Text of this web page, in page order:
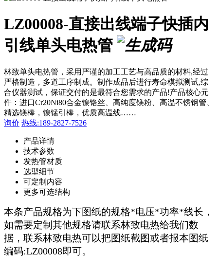
LZ00008-直接出线端子快插内
引线单头电热管
林致单头电热管，采用严谨的加工工艺与高品质的材料,经过
严格制造，多道工序制成。制作成品后进行寿命模拟测试,综
合仪器测试，保证交付的是最符合您需求的产品!产品核心元
件：进口Cr20Ni80合金镍铬丝、高纯度镁粉、高温不锈钢管、
精选镁棒，镍锰引棒，优质高温线……
询价 热线:189-2827-7526
产品详情
技术参数
发热管材质
选型细节
可定制内容
更多可选结构
本条产品规格为下图纸的规格*电压*功率*线长，
如需要定制其他规格请联系林致电热给我们数
据，联系林致电热可以把图纸截图或者报本图纸
编码:LZ00008即可。